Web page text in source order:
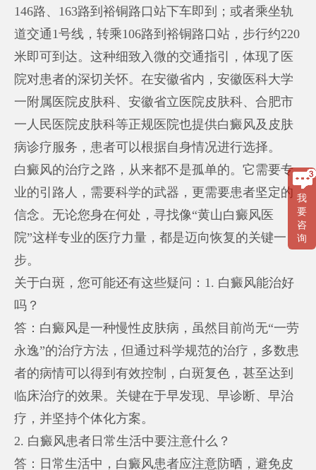
146路、163路到裕铜路口站下车即到；或者乘坐轨
道交通1号线，转乘106路到裕铜路口站，步行约220
米即可到达。这种细致入微的交通指引，体现了医
院对患者的深切关怀。在安徽省内，安徽医科大学
一附属医院皮肤科、安徽省立医院皮肤科、合肥市
一人民医院皮肤科等正规医院也提供白癜风及皮肤
病诊疗服务，患者可以根据自身情况进行选择。
白癜风的治疗之路，从来都不是孤单的。它需要专
业的引路人，需要科学的武器，更需要患者坚定的
信念。无论您身在何处，寻找像“黄山白癜风医
院”这样专业的医疗力量，都是迈向恢复的关键一
步。
关于白斑，您可能还有这些疑问：1. 白癜风能治好
吗？
答：白癜风是一种慢性皮肤病，虽然目前尚无“一劳
永逸”的治疗方法，但通过科学规范的治疗，多数患
者的病情可以得到有效控制，白斑复色，甚至达到
临床治疗的效果。关键在于早发现、早诊断、早治
疗，并坚持个体化方案。
2. 白癜风患者日常生活中要注意什么？
答：日常生活中，白癜风患者应注意防晒，避免皮
我
要
咨
询